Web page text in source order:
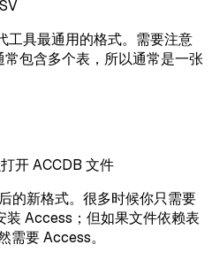
工具最通用的格式。需要注意
包含多个表，所以通常是一张
开 ACCDB 文件
的新格式。很多时候你只需要
装 Access；但如果文件依赖表
需要 Access。